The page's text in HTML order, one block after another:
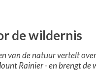
de wildernis
van de natuur vertelt
Rainier - en brengt